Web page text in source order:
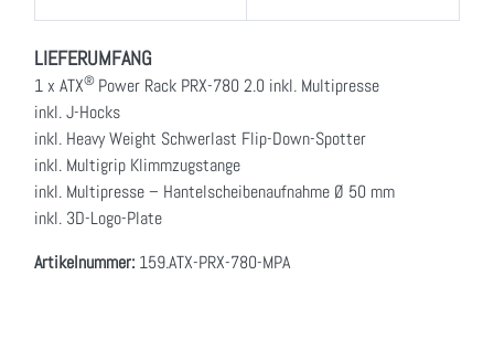
LIEFERUMFANG
1 x ATX® Power Rack PRX-780 2.0 inkl. Multipresse
inkl. J-Hocks
inkl. Heavy Weight Schwerlast Flip-Down-Spotter
inkl. Multigrip Klimmzugstange
inkl. Multipresse – Hantelscheibenaufnahme Ø 50 mm
inkl. 3D-Logo-Plate
Artikelnummer: 159.ATX-PRX-780-MPA